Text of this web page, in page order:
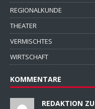
REGIONALKUNDE
THEATER
VERMISCHTES
WIRTSCHAFT
KOMMENTARE
REDAKTION ZU